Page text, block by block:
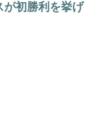
が初勝利を挙げ